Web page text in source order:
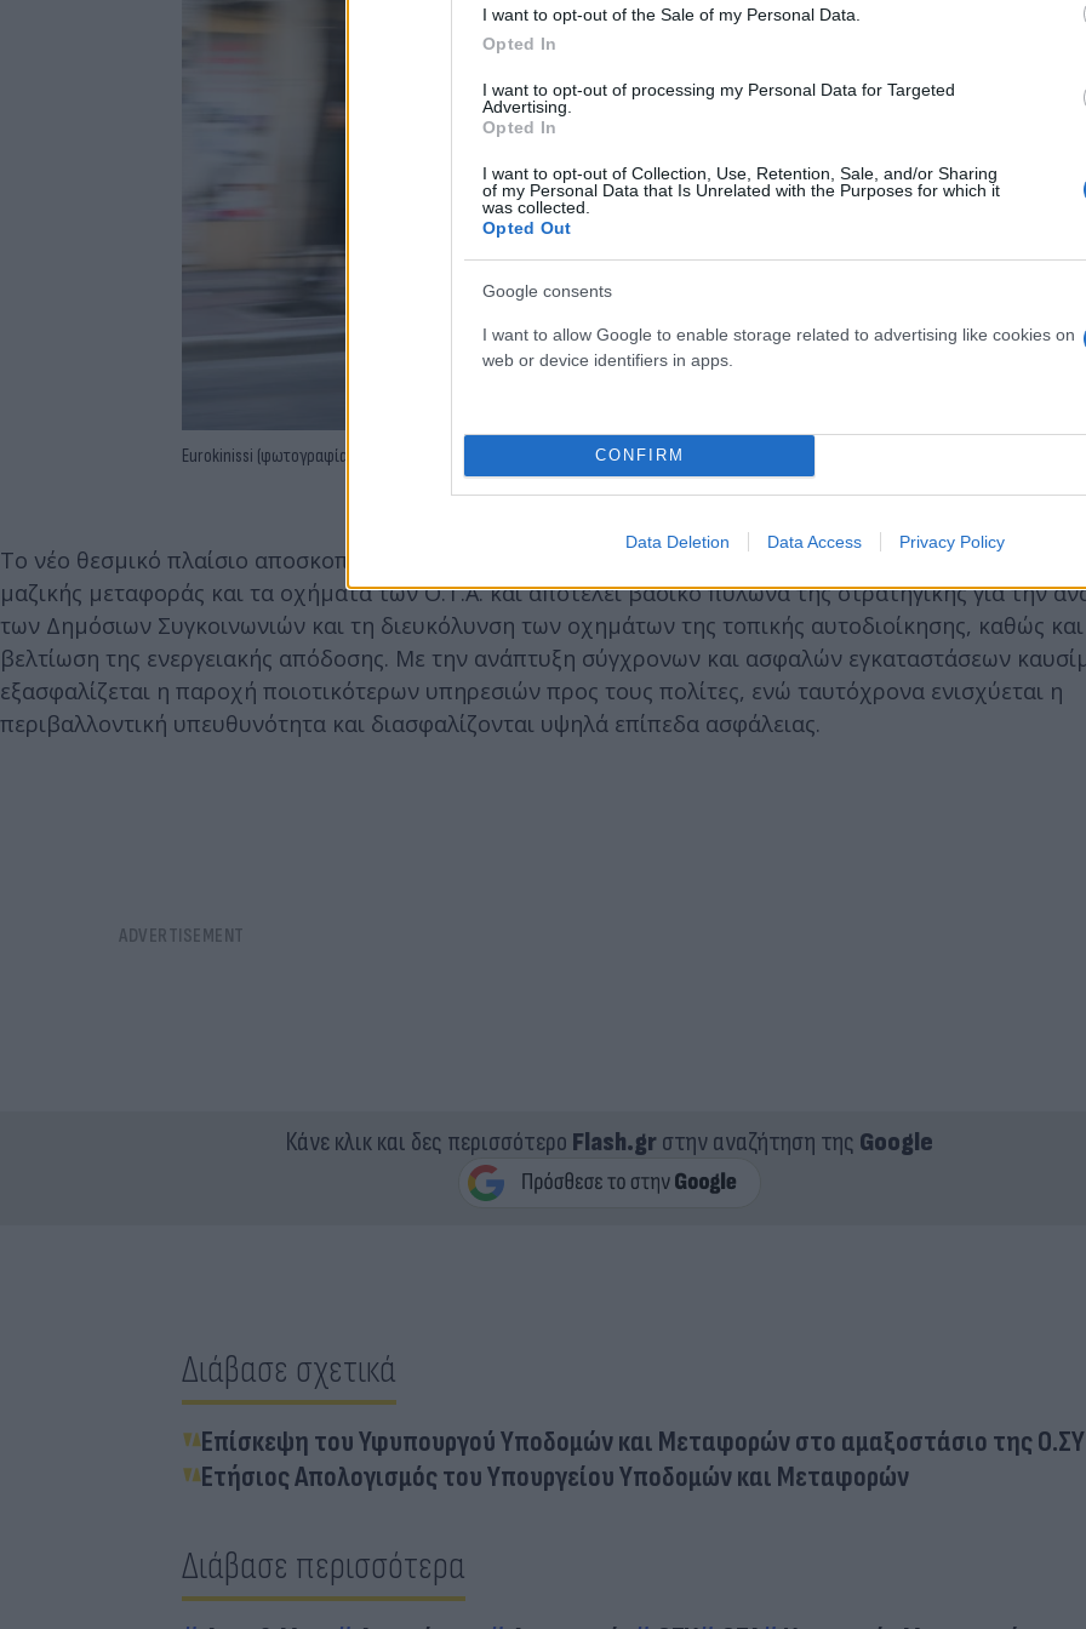
I want to opt-out of the Sale of my Personal Data.
Opted In
I want to opt-out of processing my Personal Data for Targeted
Advertising.
Opted In
I want to opt-out of Collection, Use, Retention, Sale, and/or Sharing
of my Personal Data that Is Unrelated with the Purposes for which it
was collected.
Opted Out
Google consents
I want to allow Google to enable storage related to advertising like cookies on
web or device identifiers in apps.
CONFIRM
Data Deletion Data Access Privacy Policy
Eurokinissi (φωτογραφία αρχείου)
Το νέο θεσμικό πλαίσιο αποσκοπεί στη διαμόρφωση μιας πιο αποτελεσματικής και βιώσιμης υποδομής
μαζικής μεταφοράς και τα οχήματα των Ο.Τ.Α. και αποτελεί βασικό πυλώνα της στρατηγικής για την
των Δημόσιων Συγκοινωνιών και τη διευκόλυνση των οχημάτων της τοπικής αυτοδιοίκησης, καθώς
βελτίωση της ενεργειακής απόδοσης. Με την ανάπτυξη σύγχρονων και ασφαλών εγκαταστάσεων
εξασφαλίζεται η παροχή ποιοτικότερων υπηρεσιών προς τους πολίτες, ενώ ταυτόχρονα ενισχύεται η
περιβαλλοντική υπευθυνότητα και διασφαλίζονται υψηλά επίπεδα ασφάλειας.
Κάνε κλικ και δες περισσότερο Flash.grστην αναζήτηση της Google
Διάβασε σχετικά
Επίσκεψη του Υφυπουργού Υποδομών και Μεταφορών στο αμαξοστάσιο της Ο.ΣΥ
Ετήσιος Απολογισμός του Υπουργείου Υποδομών και Μεταφορών
Διάβασε περισσότερα